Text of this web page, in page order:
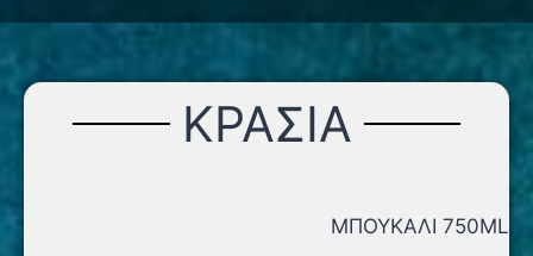
ΚΡΑΣΙΑ
ΜΠΟΥΚΑΛΙ 750ML